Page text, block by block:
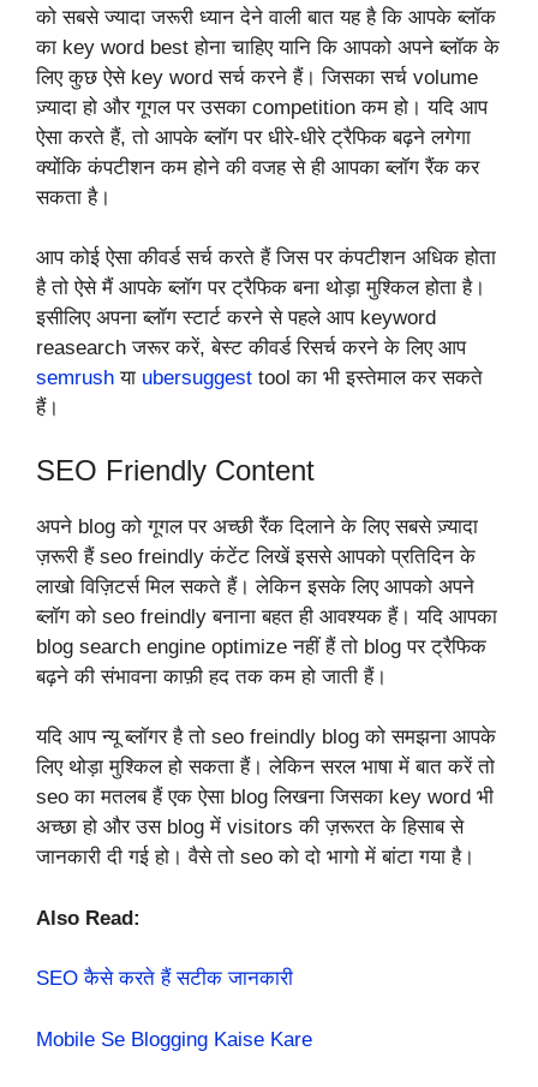
को सबसे ज्यादा जरूरी ध्यान देने वाली बात यह है कि आपके ब्लॉक
का key word best होना चाहिए यानि कि आपको अपने ब्लॉक के
लिए कुछ ऐसे key word सर्च करने हैं। जिसका सर्च volume
ज़्यादा हो और गूगल पर उसका competition कम हो। यदि आप
ऐसा करते हैं, तो आपके ब्लॉग पर धीरे-धीरे ट्रैफिक बढ़ने लगेगा
क्योंकि कंपटीशन कम होने की वजह से ही आपका ब्लॉग रैंक कर
सकता है।
आप कोई ऐसा कीवर्ड सर्च करते हैं जिस पर कंपटीशन अधिक होता
है तो ऐसे मैं आपके ब्लॉग पर ट्रैफिक बना थोड़ा मुश्किल होता है।
इसीलिए अपना ब्लॉग स्टार्ट करने से पहले आप keyword
reasearch जरूर करें, बेस्ट कीवर्ड रिसर्च करने के लिए आप
semrush या ubersuggest tool का भी इस्तेमाल कर सकते
हैं।
SEO Friendly Content
अपने blog को गूगल पर अच्छी रैंक दिलाने के लिए सबसे ज़्यादा
ज़रूरी हैं seo freindly कंटेंट लिखें इससे आपको प्रतिदिन के
लाखो विज़िटर्स मिल सकते हैं। लेकिन इसके लिए आपको अपने
ब्लॉग को seo freindly बनाना बहत ही आवश्यक हैं। यदि आपका
blog search engine optimize नहीं हैं तो blog पर ट्रैफिक
बढ़ने की संभावना काफ़ी हद तक कम हो जाती हैं।
यदि आप न्यू ब्लॉगर है तो seo freindly blog को समझना आपके
लिए थोड़ा मुश्किल हो सकता हैं। लेकिन सरल भाषा में बात करें तो
seo का मतलब हैं एक ऐसा blog लिखना जिसका key word भी
अच्छा हो और उस blog में visitors की ज़रूरत के हिसाब से
जानकारी दी गई हो। वैसे तो seo को दो भागो में बांटा गया है।
Also Read:
SEO कैसे करते हैं सटीक जानकारी
Mobile Se Blogging Kaise Kare